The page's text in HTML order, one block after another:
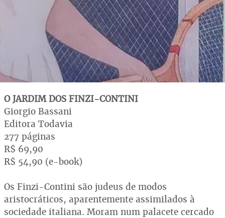
O JARDIM DOS FINZI-CONTINI
Giorgio Bassani
Editora Todavia
277 páginas
R$ 69,90
R$ 54,90 (e-book)
Os Finzi-Contini são judeus de modos
aristocráticos, aparentemente assimilados à
sociedade italiana. Moram num palacete cercado